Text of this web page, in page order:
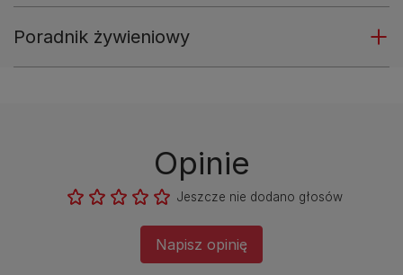
Poradnik żywieniowy
Opinie
Jeszcze nie dodano głosów
Napisz opinię